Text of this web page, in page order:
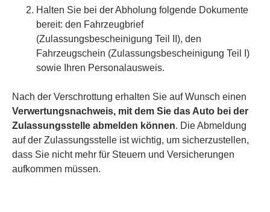
Halten Sie bei der Abholung folgende Dokumente
bereit: den Fahrzeugbrief
(Zulassungsbescheinigung Teil II), den
Fahrzeugschein (Zulassungsbescheinigung Teil I)
sowie Ihren Personalausweis.
Nach der Verschrottung erhalten Sie auf Wunsch einen
Verwertungsnachweis, mit dem Sie das Auto bei der
Zulassungsstelle abmelden können. Die Abmeldung
auf der Zulassungsstelle ist wichtig, um sicherzustellen,
dass Sie nicht mehr für Steuern und Versicherungen
aufkommen müssen.